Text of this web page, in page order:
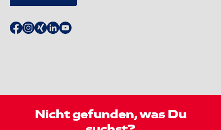
Nicht gefunden, was Du